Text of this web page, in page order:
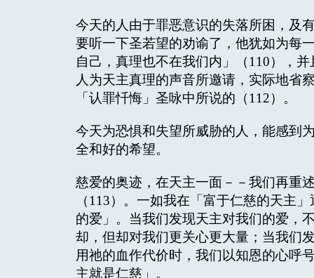
今天的人由于罪恶意识的失落所困，及
要听一下圣若望的劝谕了，他犹如为每
自己，真理也不在我们内」（110），
人为天主真理的声音所邀请，实际地省
「认罪忏悔」圣咏中所说的（112）。
今天为恐惧和失望所威胁的人，能感到
全和好的希望。
慈爱的奥迹，在天主一面－－我们再重
（113）。一如我在「富于仁慈的天主
的爱」。当我们发现天主对我们的爱，
却，但却对我们更关心更大量；当我们
用祂的血作代价时，我们以知恩的心呼
主就是仁慈」。